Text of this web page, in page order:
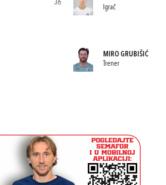
36
Igrač
MIRO GRUBIŠIĆ
Trener